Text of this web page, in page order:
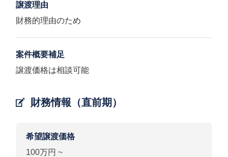
譲渡理由
財務的理由のため
案件概要補足
譲渡価格は相談可能
財務情報（直前期）
希望譲渡価格
100万円 ~